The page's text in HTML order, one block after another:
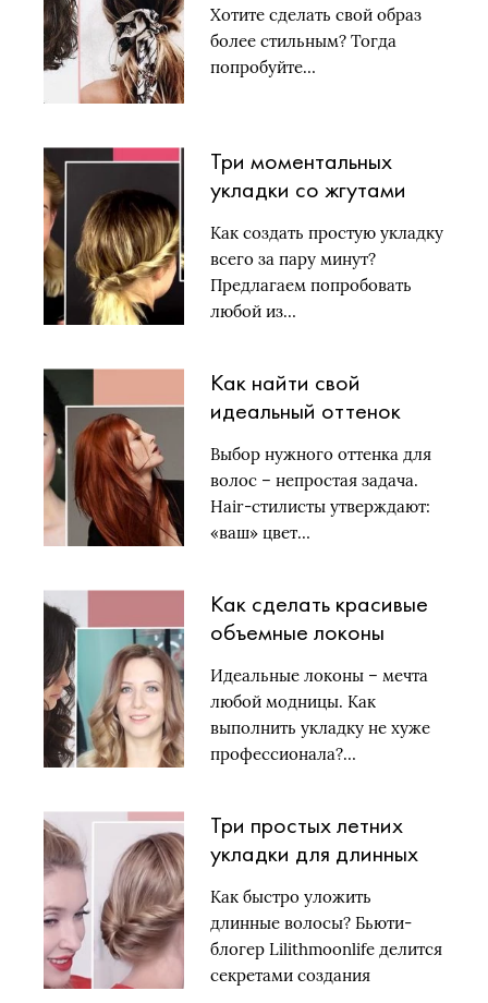
Хотите сделать свой образ
более стильным? Тогда
попробуйте…
Три моментальных
укладки со жгутами
Как создать простую укладку
всего за пару минут?
Предлагаем попробовать
любой из…
Как найти свой
идеальный оттенок
волос: 3 важных
правила
Выбор нужного оттенка для
волос – непростая задача.
Hair-стилисты утверждают:
«ваш» цвет…
Как сделать красивые
объемные локоны
длинных волос
Идеальные локоны – мечта
любой модницы. Как
выполнить укладку не хуже
профессионала?…
Три простых летних
укладки для длинных
волос
Как быстро уложить
длинные волосы? Бьюти-
блогер Lilithmoonlife делится
секретами создания